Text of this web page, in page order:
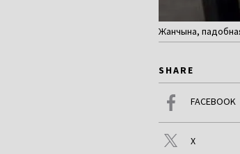
Жанчына,
SHARE
FACEBOOK
X